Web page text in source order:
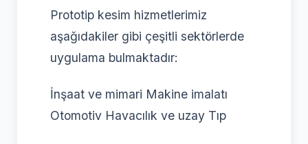
Prototip kesim hizmetlerimiz
aşağıdakiler gibi çeşitli sektörlerde
uygulama bulmaktadır:
İnşaat ve mimari Makine imalatı
Otomotiv Havacılık ve uzay Tıp